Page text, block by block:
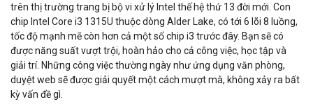
trên thị trường trang bị bộ vi xử lý Intel thế hệ thứ 13 đời mới. Con
chip Intel Core i3 1315U thuộc dòng Alder Lake, có tới 6 lõi 8 luồng,
tốc độ mạnh mẽ còn hơn cả một số chip i3 trước đây. Bạn sẽ có
được năng suất vượt trội, hoàn hảo cho cả công việc, học tập và
giải trí. Những công việc thường ngày như ứng dụng văn phòng,
duyệt web sẽ được giải quyết một cách mượt mà, không xảy ra bất
kỳ vấn đề gì.